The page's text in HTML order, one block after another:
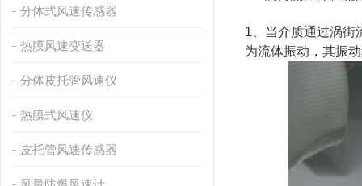
分体式风速传感器
热膜风速变送器
分体皮托管风速仪
热膜式风速仪
皮托管风速传感器
1、当介质通过涡街
为流体振动，其振